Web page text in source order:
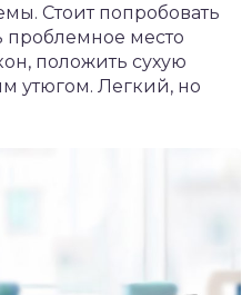
Стоит попробовать
проблемное место
положить сухую
утюгом. Легкий, но